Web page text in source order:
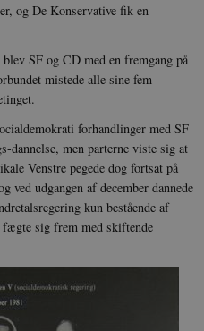
og De Konservative fik en
SF og CD med en fremgang på
mistede alle sine fem
forhandlinger med SF
dannelse, men parterne viste sig at
Venstre pegede dog fortsat på
ved udgangen af december dannede
kun bestående af
sig frem med skiftende